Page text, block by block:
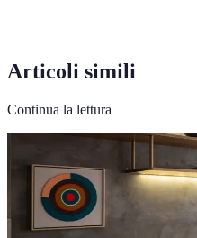
Articoli simili
Continua la lettura